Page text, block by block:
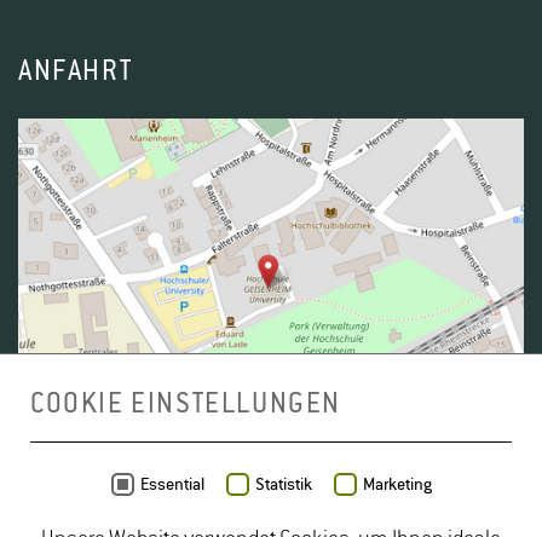
ANFAHRT
OpenStreetMap - Veröffentlicht unterODbL
COOKIE EINSTELLUNGEN
Essential Statistik Marketing